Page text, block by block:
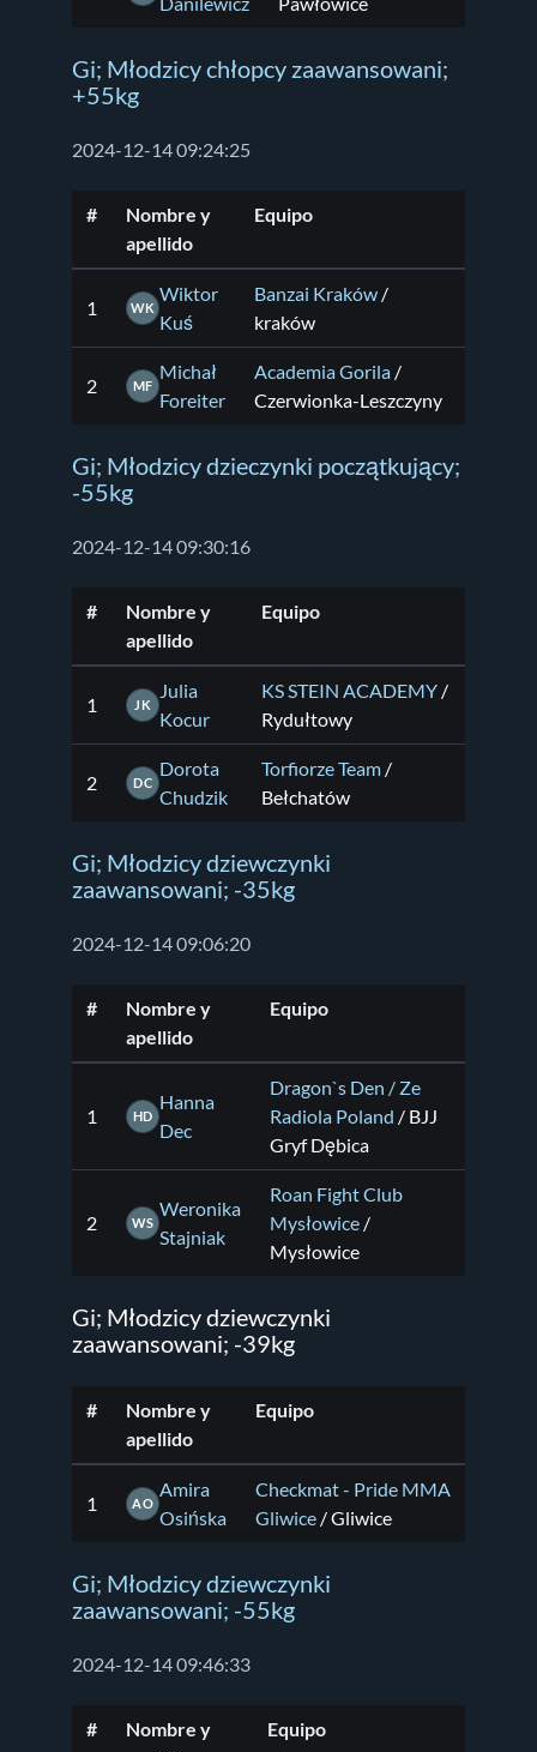
Gi; Młodzicy chłopcy zaawansowani;
+55kg
2024-12-14 09:24:25
#
Nombre y
apellido
Equipo
1 WK
Wiktor
Kuś
Banzai Kraków /
kraków
2 MF
Michał
Foreiter
Academia Gorila /
Czerwionka-Leszczyny
Gi; Młodzicy dzieczynki początkujący;
-55kg
2024-12-14 09:30:16
#
Nombre y
apellido
Equipo
1 JK
Julia
Kocur
KS STEIN ACADEMY /
Rydułtowy
2 DC
Dorota
Chudzik
Torfiorze Team /
Bełchatów
Gi; Młodzicy dziewczynki
zaawansowani; -35kg
2024-12-14 09:06:20
#
Nombre y
apellido
Equipo
1 HD
Hanna
Dec
Dragon`s Den / Ze
Radiola Poland / BJJ
Gryf Dębica
2 WS
Weronika
Stajniak
Roan Fight Club
Mysłowice /
Mysłowice
Gi; Młodzicy dziewczynki
zaawansowani; -39kg
#
Nombre y
apellido
Equipo
1 AO
Amira
Osińska
Checkmat - Pride MMA
Gliwice / Gliwice
Gi; Młodzicy dziewczynki
zaawansowani; -55kg
2024-12-14 09:46:33
#
Nombre y
Equipo